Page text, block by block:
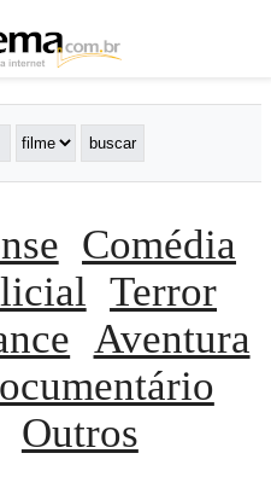
Comédia
Terror
Aventura
Outros